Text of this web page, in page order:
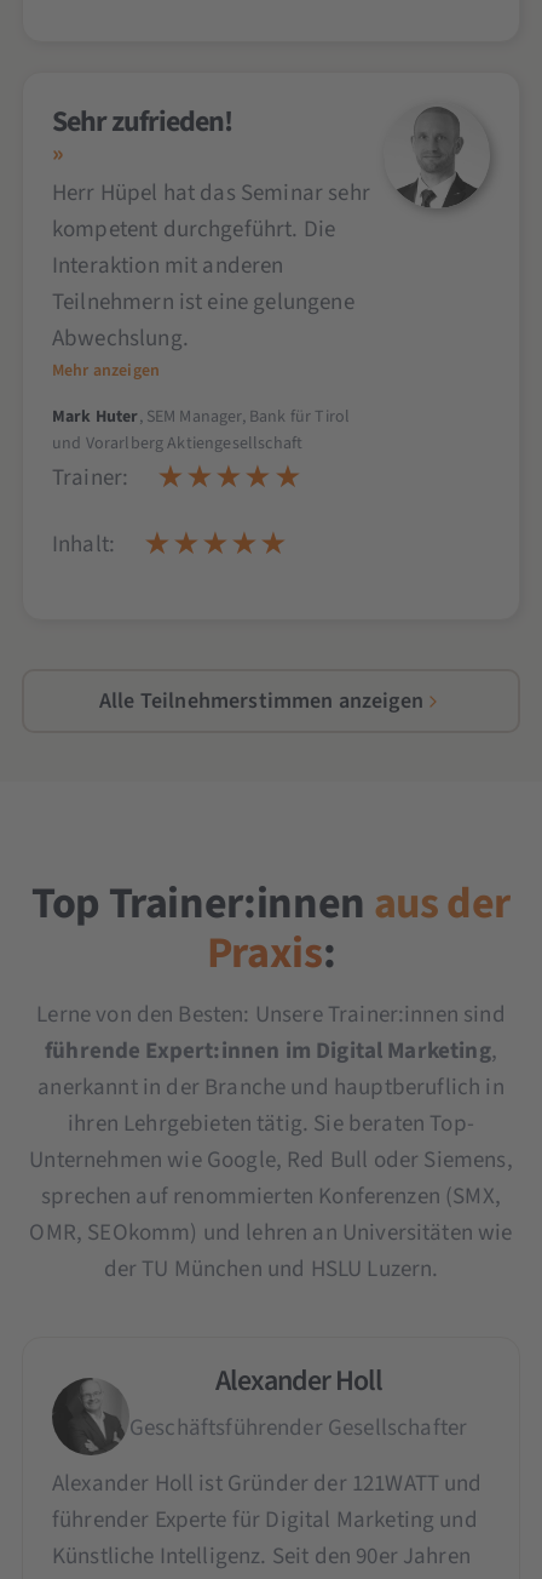
Sehr zufrieden!
Herr Hüpel hat das Seminar sehr
kompetent durchgeführt. Die
Interaktion mit anderen
Teilnehmern ist eine gelungene
Abwechslung.
Mehr anzeigen
Mark Huter, SEM Manager, Bank für Tirol
und Vorarlberg Aktiengesellschaft
Trainer:
Inhalt:
Alle Teilnehmerstimmen anzeigen
Top Trainer:innenaus der
Praxis:
Lerne von den Besten: Unsere Trainer:innen sind
führende Expert:innen im Digital Marketing,
anerkannt in der Branche und hauptberuflich in
ihren Lehrgebieten tätig. Sie beraten Top-
Unternehmen wie Google, Red Bull oder Siemens,
sprechen auf renommierten Konferenzen (SMX,
OMR, SEOkomm) und lehren an Universitäten wie
der TU München und HSLU Luzern.
Alexander Holl
Geschäftsführender Gesellschafter
Alexander Holl ist Gründer der 121WATT und
führender Experte für Digital Marketing und
Künstliche Intelligenz. Seit den 90er Jahren